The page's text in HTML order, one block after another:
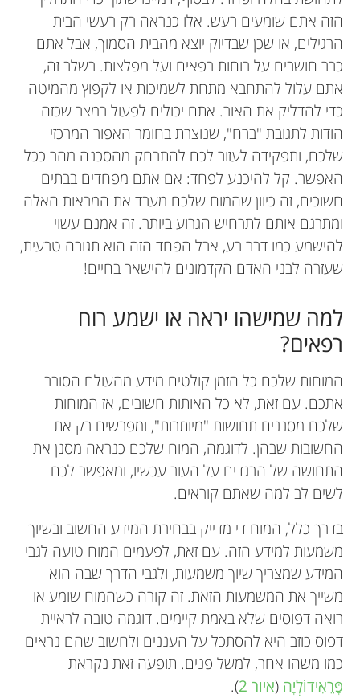
הזה אתם שומעים רעש. אלו כנראה רק רעשי הבית
הרגילים, או שכן שבדיוק יוצא מהבית הסמוך, אבל אתם
כבר חושבים על רוחות רפאים ועל מפלצות. בשלב זה,
אתם עלול להתחבא מתחת לשמיכות או לקפוץ מהמיטה
כדי להדליק את האור. אתם יכולים לפעול במצב שכזה
הודות לתגובת "ברח", שנוצרת בחומר האפור המרכזי
שלכם, ותפקידה לעזור לכם להתרחק מהסכנה מהר ככל
האפשר. קל להיכנע לפחד: אם אתם מפחדים בבתים
חשוכים, זה כיוון שהמוח שלכם מעבד את המראות האלה
ומתרגם אותם לתרחיש הגרוע ביותר. זה אמנם עשוי
להישמע כמו דבר רע, אבל הפחד הזה הוא תגובה טבעית,
שעזרה לבני האדם הקדמונים להישאר בחיים!
למה שמישהו יראה או ישמע רוח
רפאים?
המוחות שלכם כל הזמן קולטים מידע מהעולם הסובב
אתכם. עם זאת, לא כל האותות חשובים, אז המוחות
שלכם מסננים תחושות "מיותרות", ומפרשים רק את
החשובות שבהן. לדוגמה, המוח שלכם כנראה מסנן את
התחושה של הבגדים על העור עכשיו, ומאפשר לכם
לשים לב למה שאתם קוראים.
בדרך כלל, המוח די מדייק בבחירת המידע החשוב ובשיוך
משמעות למידע הזה. עם זאת, לפעמים המוח טועה לגבי
המידע שמצריך שיוך משמעות, ולגבי הדרך שבה הוא
משייך את המשמעות הזאת. זה קורה כשהמוח שומע או
רואה דפוסים שלא באמת קיימים. דוגמה טובה לראיית
דפוס כוזב היא להסתכל על העננים ולחשוב שהם נראים
כמו משהו אחר, למשל פנים. תופעה זאת נקראת
פָּרֵאִידוֹלְיָה (איור 2 ).